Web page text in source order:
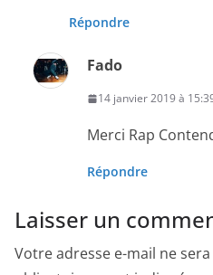
Répondre
Fado
14 janvier 2019 à
Merci Rap
Répondre
Laisser un
Votre adresse e-mail ne